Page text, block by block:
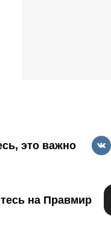
это важно
на Правмир